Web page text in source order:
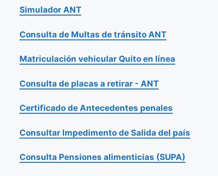
Simulador ANT
Consulta de Multas de tránsito ANT
Matriculación vehicular Quito en línea
Consulta de placas a retirar - ANT
Certificado de Antecedentes penales
Consultar Impedimento de Salida del país
Consulta Pensiones alimenticias (SUPA)